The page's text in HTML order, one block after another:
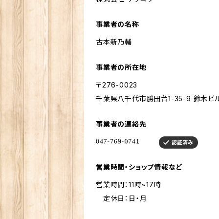
事業者の名称
古本新乃輔
事業者の所在地
〒276-0023
千葉県八千代市勝田台1-35-9 鈴木ビ
事業者の連絡先
営業時間・ショップ情報など
営業時間：11時~17時
定休日：日・月